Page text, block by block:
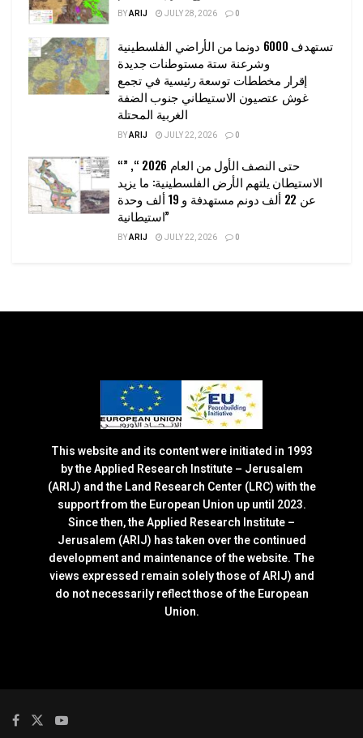
BYARIJ JULY 28, 2026 0
تستهدف 6000 دونما من الأراضي الفلسطينية
وشرعنة ستة مستوطنات جديدة
إقرار مخططات توسعة رئيسية في تجمع
غوش عتصيون الاستيطاني جنوب الضفة
الغربية المحتلة
BYARIJ JULY 22, 2026 0
“حتى النصف الأول من العام 2026 “, ”
الاستيطان يلتهم الأرض الفلسطينية: ما يزيد
عن 22 ألف دونم مستهدفة و 19 ألف وحدة
استيطانية”
BYARIJ JULY 22, 2026 0
This website and its content were initiated in 1993
by the Applied Research Institute – Jerusalem
(ARIJ) and the Land Research Center (LRC) with the
support from the European Union up until 2023.
Since then, the Applied Research Institute –
Jerusalem (ARIJ) has taken over the continued
development and maintenance of the website. The
views expressed remain solely those of ARIJ) and
do not necessarily reflect those of the European
Union.